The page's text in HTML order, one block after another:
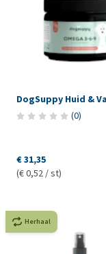
DogSuppy Huid &
(0)
€ 31,35
(€ 0,52 / st)
Herhaal